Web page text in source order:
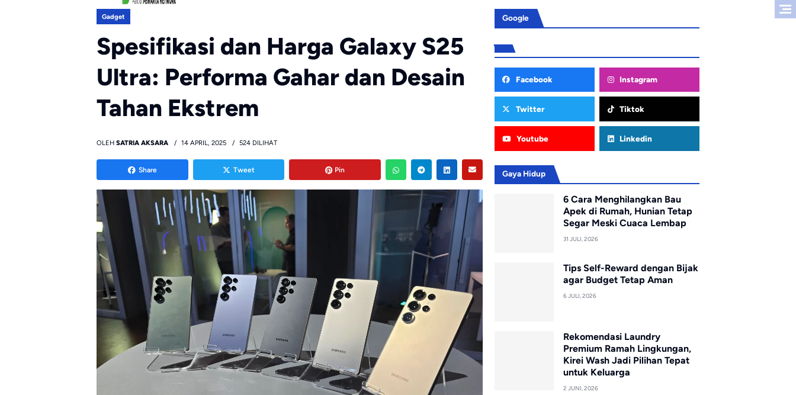
Gadget
Spesifikasi dan Harga Galaxy S25
Ultra: Performa Gahar dan Desain
Tahan Ekstrem
OLEH SATRIA AKSARA 14 APRIL, 2025 524 DILIHAT
Share Tweet Pin
Google
Facebook Instagram
Twitter Tiktok
Youtube Linkedin
Gaya Hidup
6 Cara Menghilangkan Bau
Apek di Rumah, Hunian Tetap
Segar Meski Cuaca Lembap
31 JULI, 2026
Tips Self-Reward dengan Bijak
agar Budget Tetap Aman
6 JULI, 2026
Rekomendasi Laundry
Premium Ramah Lingkungan,
Kirei Wash Jadi Pilihan Tepat
untuk Keluarga
2 JUNI, 2026